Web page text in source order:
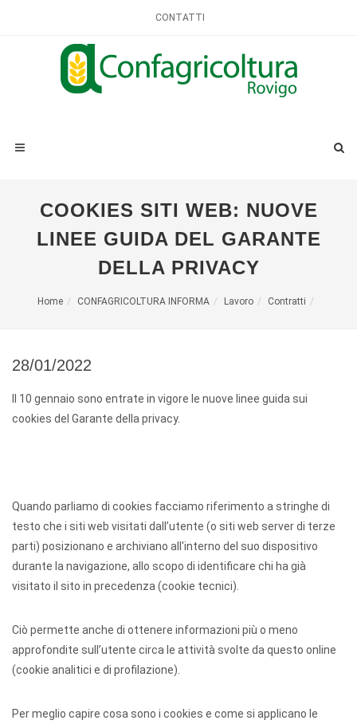
CONTATTI
COOKIES SITI WEB: NUOVE
LINEE GUIDA DEL GARANTE
DELLA PRIVACY
Home CONFAGRICOLTURA INFORMA Lavoro Contratti
28/01/2022
Il 10 gennaio sono entrate in vigore le nuove linee guida sui
cookies del Garante della privacy.
Quando parliamo di cookies facciamo riferimento a stringhe di
testo che i siti web visitati dall’utente (o siti web server di terze
parti) posizionano e archiviano all'interno del suo dispositivo
durante la navigazione, allo scopo di identificare chi ha già
visitato il sito in precedenza (cookie tecnici).
Ciò permette anche di ottenere informazioni più o meno
approfondite sull’utente circa le attività svolte da questo online
(cookie analitici e di profilazione).
Per meglio capire cosa sono i cookies e come si applicano le